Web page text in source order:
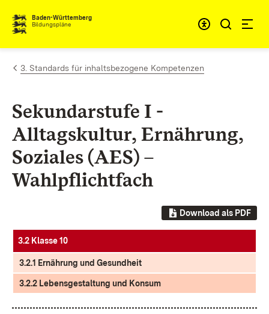
Zum Inhalt springen
Baden-Württemberg
Bildungspläne
3. Standards für inhaltsbezogene Kompetenzen
Sekundarstufe I -
Alltagskultur, Ernährung,
Soziales (AES) –
Wahlpflichtfach
Download als PDF
3.2 Klasse 10
3.2.1 Ernährung und Gesundheit
3.2.2 Lebensgestaltung und Konsum